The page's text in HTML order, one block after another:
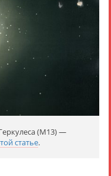
(M13) —
статье.